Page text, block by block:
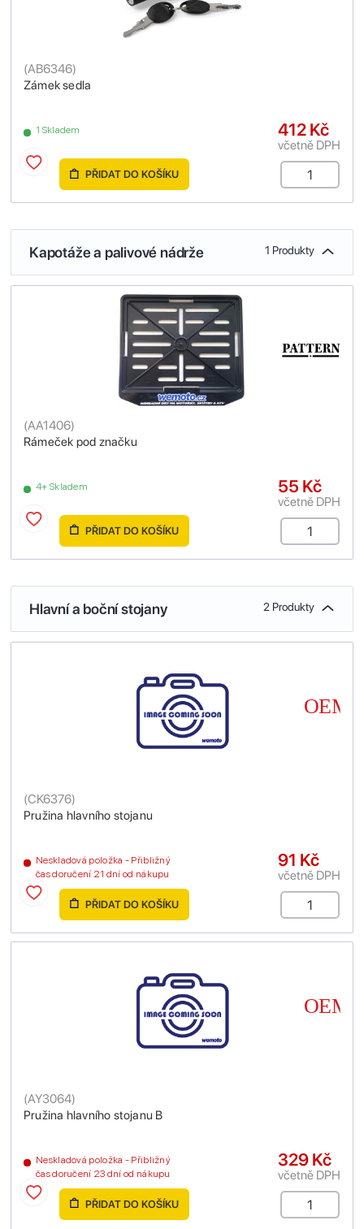
Zámek sedla
(AB6346)
1 Skladem 412 Kč
včetně DPH
PŘIDAT DO KOŠÍKU
Kapotáže a palivové nádrže 1 Produkty
Rámeček pod značku
(AA1406)
4+ Skladem 55 Kč
včetně DPH
PŘIDAT DO KOŠÍKU
Hlavní a boční stojany 2 Produkty
Pružina hlavního stojanu
(CK6376)
Neskladová položka - Přibližný
čas doručení 21 dní od nákupu
91 Kč
včetně DPH
PŘIDAT DO KOŠÍKU
Pružina hlavního stojanu B
(AY3064)
Neskladová položka - Přibližný
čas doručení 23 dní od nákupu
329 Kč
včetně DPH
PŘIDAT DO KOŠÍKU